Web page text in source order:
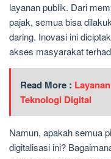
layanan publik. Dari
pajak, semua bisa
daring. Inovasi ini
akses masyarakat
Read More :
Teknologi Digital
Namun, apakah semua
digitalisasi ini?